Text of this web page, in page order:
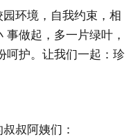
环境，自我约束，相
做起，多一片绿叶，
呵护。让我们一起：珍
叔阿姨们：